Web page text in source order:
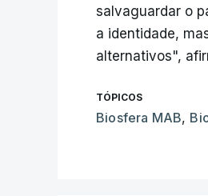
salvaguardar o
a identidade,
alternativos",
TÓPICOS
Biosfera MAB,